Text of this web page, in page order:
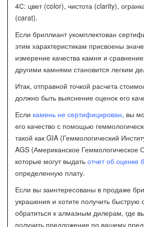
4С: цвет (color), чистота (clarity),
(carat).
Если бриллиант укомплектован
этим характеристикам присвоены
измерение качества камня и
другими камнями становится легким
Итак, отправной точкой расчета
должно быть выяснение оценок его
Если камень не сертифицирован, вы
его качество с помощью
такой как GIA (Геммологический
AGS (Американское Геммологическое
которые могут выдать отчет об оценке
определенную плату.
Если вы заинтересованы в продаже
украшения и хотите получить быструю
обратиться к алмазным дилерам, где
получить предложение по вашему